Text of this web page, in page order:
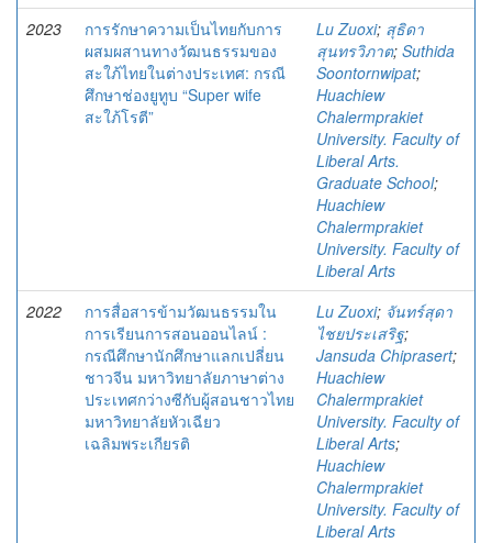
2023
การรักษาความเป็นไทยกับการ
ผสมผสานทางวัฒนธรรมของ
สะใภ้ไทยในต่างประเทศ: กรณี
ศึกษาช่องยูทูบ “Super wife
สะใภ้โรตี”
Lu Zuoxi; สุธิดา
สุนทรวิภาต; Suthida
Soontornwipat;
Huachiew
Chalermprakiet
University. Faculty of
Liberal Arts.
Graduate School;
Huachiew
Chalermprakiet
University. Faculty of
Liberal Arts
2022
การสื่อสารข้ามวัฒนธรรมใน
การเรียนการสอนออนไลน์ :
กรณีศึกษานักศึกษาแลกเปลี่ยน
ชาวจีน มหาวิทยาลัยภาษาต่าง
ประเทศกว่างซีกับผู้สอนชาวไทย
มหาวิทยาลัยหัวเฉียว
เฉลิมพระเกียรติ
Lu Zuoxi; จันทร์สุดา
ไชยประเสริฐ;
Jansuda Chiprasert;
Huachiew
Chalermprakiet
University. Faculty of
Liberal Arts;
Huachiew
Chalermprakiet
University. Faculty of
Liberal Arts